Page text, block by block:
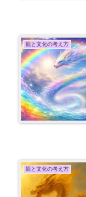
龍と文化の考え方
龍と文化の考え方